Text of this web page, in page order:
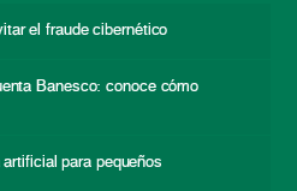
el fraude cibernético
Banesco: conoce cómo
para pequeños